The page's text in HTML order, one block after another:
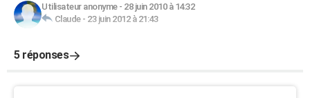
Utilisateur anonyme- 28 juin 2010 à 14:32
Claude- 23 juin 2012 à 21:43
5 réponses